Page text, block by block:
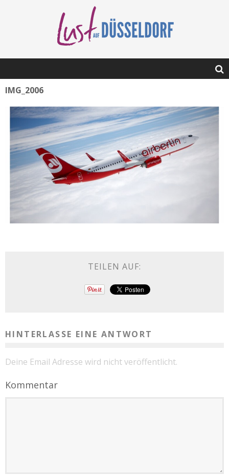
IMG_2006
TEILEN AUF:
HINTERLASSE EINE ANTWORT
Deine Email Adresse wird nicht veröffentlicht.
Kommentar